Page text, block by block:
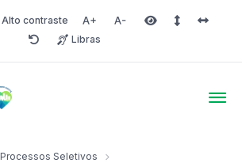
Alto contraste Aumentar fonte
Diminuir fonteÁrea selecionada
Espaço
RedefinirLibras
Processos Seletivos